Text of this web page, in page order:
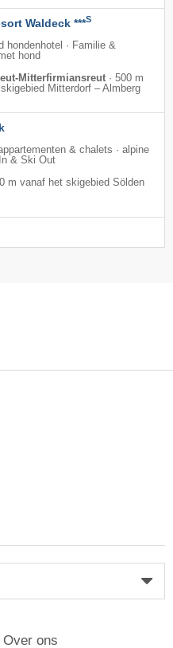
Waldeck ***S
hondenhotel · Familie &
hond
Mitterfirmiansreut · 500 m
Mitterdorf – Almberg
& chalets · alpine
& Ski Out
0 m vanaf het skigebied Sölden
Over ons